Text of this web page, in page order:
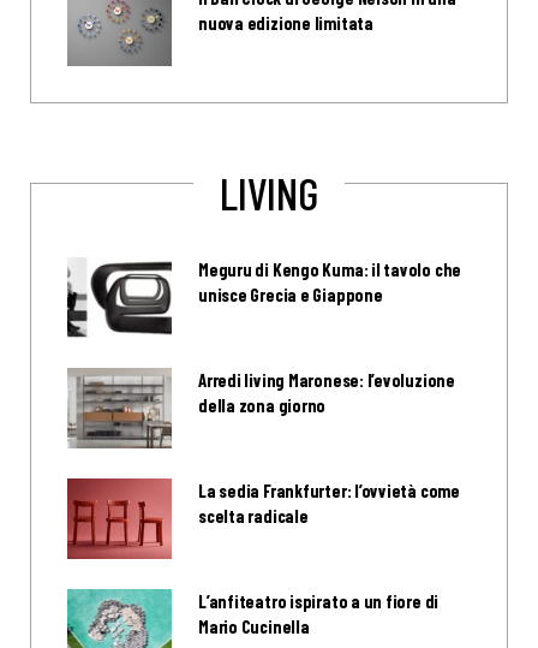
nuova edizione limitata
LIVING
Meguru di Kengo Kuma: il tavolo che
unisce Grecia e Giappone
Arredi living Maronese: l’evoluzione
della zona giorno
La sedia Frankfurter: l’ovvietà come
scelta radicale
L’anfiteatro ispirato a un fiore di
Mario Cucinella